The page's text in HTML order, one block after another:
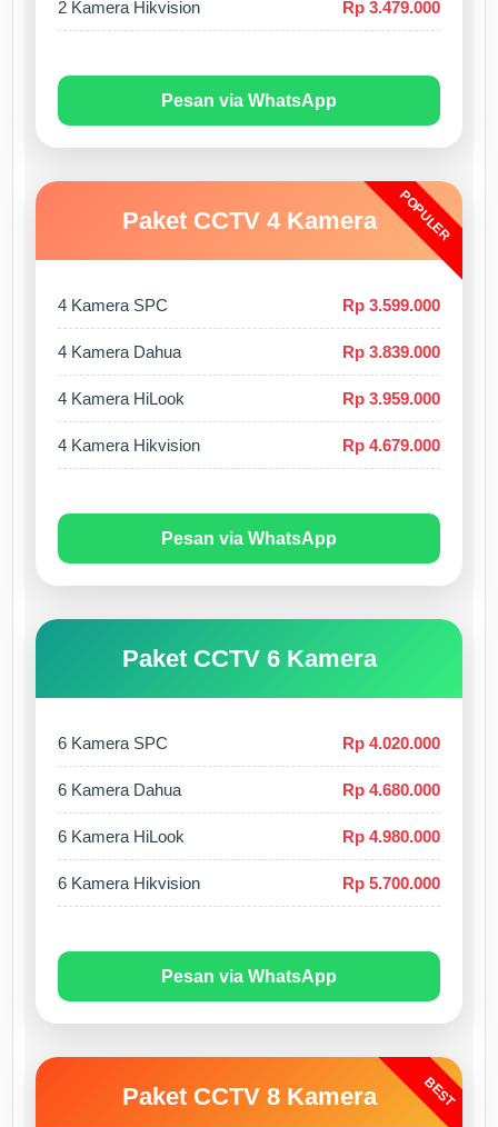
2 Kamera Hikvision Rp 3.479.000
Pesan via WhatsApp
POPULER
Paket CCTV 4 Kamera
4 Kamera SPC Rp 3.599.000
4 Kamera Dahua Rp 3.839.000
4 Kamera HiLook Rp 3.959.000
4 Kamera Hikvision Rp 4.679.000
Pesan via WhatsApp
Paket CCTV 6 Kamera
6 Kamera SPC Rp 4.020.000
6 Kamera Dahua Rp 4.680.000
6 Kamera HiLook Rp 4.980.000
6 Kamera Hikvision Rp 5.700.000
Pesan via WhatsApp
BEST
Paket CCTV 8 Kamera